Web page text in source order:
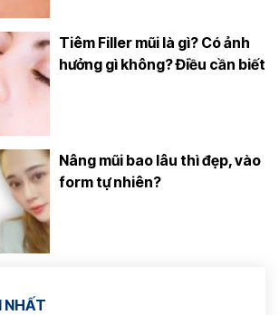
Tiêm Filler mũi là gì? Có ảnh
hưởng gì không? Điều cần biết
Nâng mũi bao lâu thì đẹp, vào
form tự nhiên?
NHẤT